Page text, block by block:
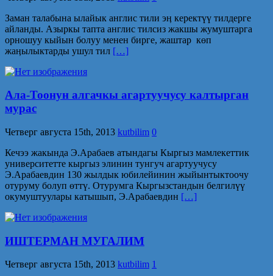
Заман талабына ылайык англис тили эӊ керектүү тилдерге
айланды. Азыркы тапта англис тилсиз жакшы жумуштарга
орношуу кыйын болуу менен бирге, жаштар көп
жаӊылыктарды ушул тил […]
Ала-Тоонун алгачкы агартуучусу калтырган
мурас
Четверг августа 15th, 2013 kutbilim 0
Кечээ жакында Э.Арабаев атындагы Кыргыз мамлекеттик
университетте кыргыз элинин тунгуч агартуучусу
Э.Арабаевдин 130 жылдык юбилейинин жыйынтыктоочу
отуруму болуп өттү. Отурумга Кыргызстандын белгилүү
окумуштуулары катышып, Э.Арабаевдин […]
ИШТЕРМАН МУГАЛИМ
Четверг августа 15th, 2013 kutbilim 1